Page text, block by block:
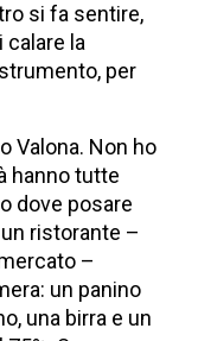
si fa sentire,
calare la
per
Valona. Non ho
hanno tutte
dove posare
ristorante –
–
un panino
una birra e un